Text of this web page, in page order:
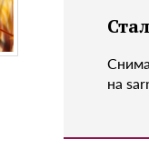
на